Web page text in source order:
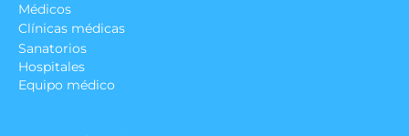
Médicos
Clínicas médicas
Sanatorios
Hospitales
Equipo médico